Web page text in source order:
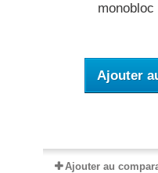
Ajouter
Ajouter au